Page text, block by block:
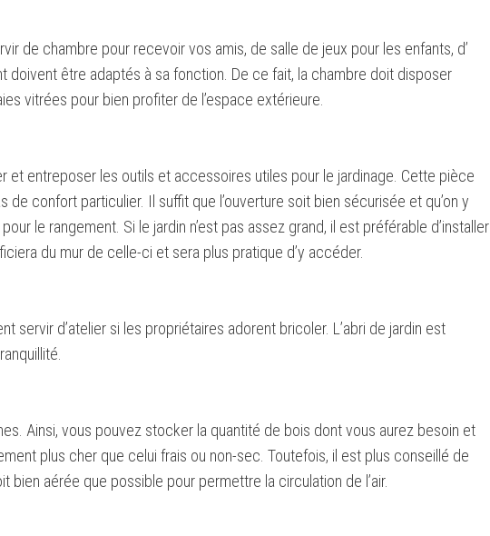
de chambre pour recevoir vos amis, de salle de jeux pour les enfants, d’
doivent être adaptés à sa fonction. De ce fait, la chambre doit disposer
vitrées pour bien profiter de l’espace extérieure.
et entreposer les outils et accessoires utiles pour le jardinage. Cette pièce
confort particulier. Il suffit que l’ouverture soit bien sécurisée et qu’on y
le rangement. Si le jardin n’est pas assez grand, il est préférable d’installer
du mur de celle-ci et sera plus pratique d’y accéder.
servir d’atelier si les propriétaires adorent bricoler. L’abri de jardin est
Ainsi, vous pouvez stocker la quantité de bois dont vous aurez besoin et
plus cher que celui frais ou non-sec. Toutefois, il est plus conseillé de
aérée que possible pour permettre la circulation de l’air.